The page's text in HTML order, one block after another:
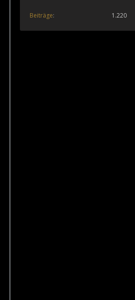
Beiträge 1.220